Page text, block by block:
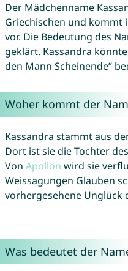
Der Mädchenname
Griechischen und kommt
vor. Die Bedeutung des
geklärt. Kassandra
den Mann Scheinende”
Woher kommt der
Kassandra stammt aus
Dort ist sie die Tochter
Von Apollon wird sie
Weissagungen Glauben
vorhergesehene Unglück
Was bedeutet der